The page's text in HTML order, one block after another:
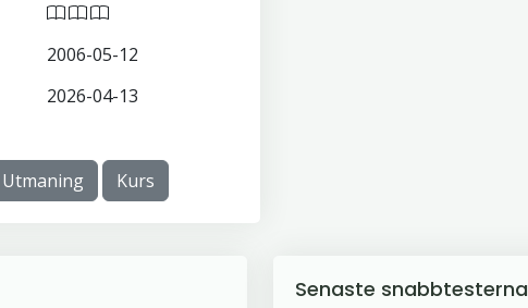
2006-05-12
2026-04-13
Utmaning Kurs
Senaste snabbtesterna